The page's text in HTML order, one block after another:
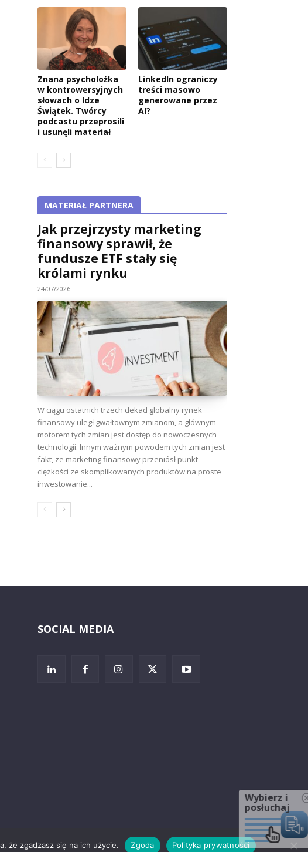
Znana psycholożka
w kontrowersyjnych
słowach o Idze
Świątek. Twórcy
podcastu przeprosili
i usunęli materiał
LinkedIn ograniczy
treści masowo
generowane przez
AI?
MATERIAŁ PARTNERA
Jak przejrzysty marketing
finansowy sprawił, że
fundusze ETF stały się
królami rynku
24/07/2026
W ciągu ostatnich trzech dekad globalny rynek
finansowy uległ gwałtownym zmianom, a głównym
motorem tych zmian jest dostęp do nowoczesnych
technologii. Innym ważnym powodem tych zmian jest
fakt, że marketing finansowy przeniósł punkt
ciężkości ze skomplikowanych produktów na proste
inwestowanie...
SOCIAL MEDIA
że zgadzasz się na ich użycie. Zgoda Polityka prywatności
Wybierz i
posłuchaj